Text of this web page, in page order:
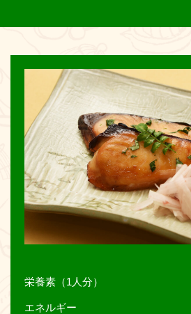
お問い合わせ
栄養素（1人分）
エネルギー